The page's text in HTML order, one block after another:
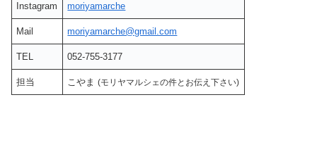
Instagram moriyamarche
Mail moriyamarche@gmail.com
TEL 052-755-3177
担当 こやま(モリヤマルシェの件とお伝え下さい)